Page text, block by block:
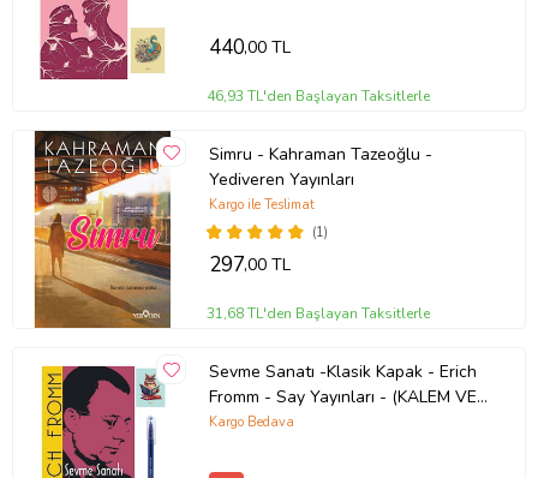
440,00 TL
46,93 TL'den Başlayan Taksitlerle
Simru - Kahraman Tazeoğlu -
Yediveren Yayınları
(1)
Kargo ile Teslimat
297,00 TL
31,68 TL'den Başlayan Taksitlerle
Sevme Sanatı -Klasik Kapak - Erich
Fromm - Say Yayınları - (KALEM VE
NOT DEFTERLİ) (Renksiz)
Kargo Bedava